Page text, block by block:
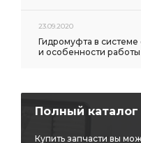
23.09.2020
Гидромуфта в
и особенности работы
Полный
Купить запчасти вы